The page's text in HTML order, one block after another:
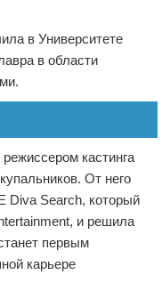
в Университете
в области
кастинга
От него
Diva Search, который
и решила
первым
карьере